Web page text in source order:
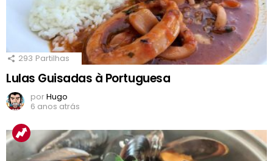
293 Partilhas
Lulas Guisadas à Portuguesa
porHugo
6 anos atrás